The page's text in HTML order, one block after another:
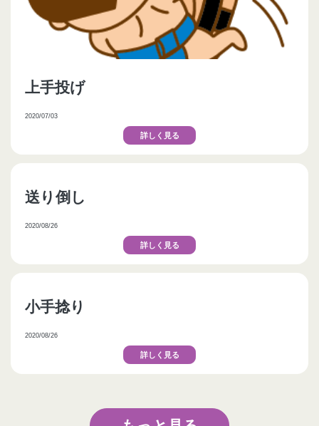
上手投げ
2020/07/03
詳しく見る
送り倒し
2020/08/26
詳しく見る
小手捻り
2020/08/26
詳しく見る